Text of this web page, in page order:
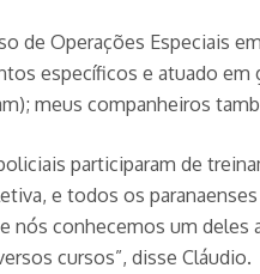
de Operações Especiais
específicos e atuado
meus companheiros
participaram de
e todos os
nós conhecemos um
cursos”, disse Cláudio.